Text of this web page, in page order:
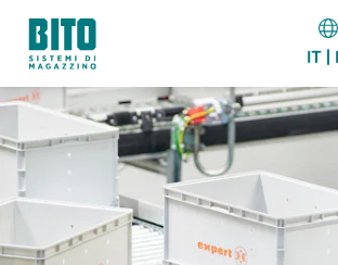
IT |